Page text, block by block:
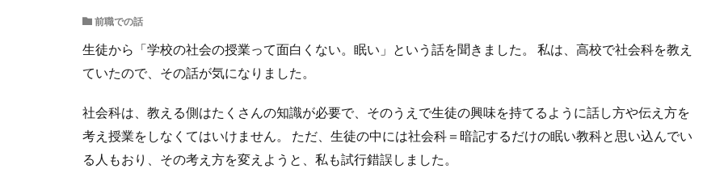
前職での話
生徒から「学校の社会の授業って面白くない。眠い」という話を聞きました。 私は、高校で社会科を教え
ていたので、その話が気になりました。
社会科は、教える側はたくさんの知識が必要で、そのうえで生徒の興味を持てるように話し方や伝え方を
考え授業をしなくてはいけません。 ただ、生徒の中には社会科＝暗記するだけの眠い教科と思い込んでい
る人もおり、その考え方を変えようと、私も試行錯誤しました。